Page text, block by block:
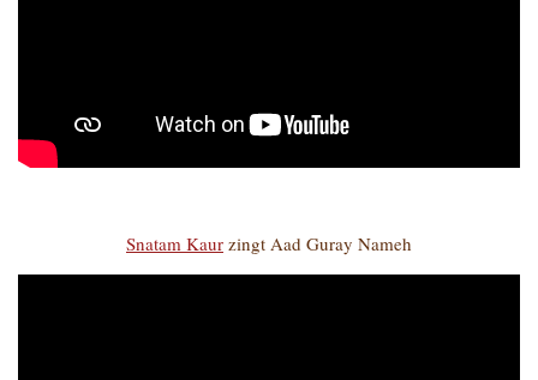
Snatam Kaur zingt Aad Guray Nameh